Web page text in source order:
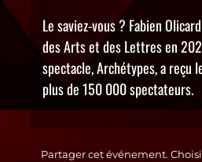
Le saviez-vous ? Fabien
des Arts et des Lettres en
spectacle, Archétypes, a reçu
plus de 150 000 spectateurs.
Partager cet événement.